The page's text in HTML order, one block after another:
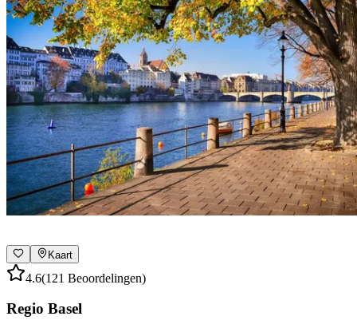
Kaart
4.6(121 Beoordelingen)
Regio Basel